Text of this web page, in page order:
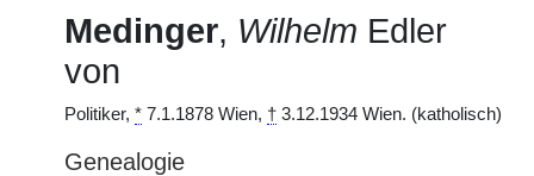
Medinger, Wilhelm Edler
von
Politiker, * 7.1.1878 Wien, † 3.12.1934 Wien. (katholisch)
Genealogie